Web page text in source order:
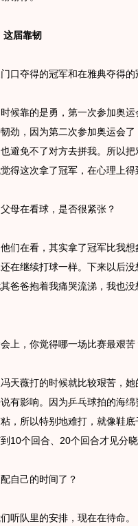
届靠韧
夺得的冠军和在雅典夺得的
靠的是勇，第一次参加奥运
劲，因为第二次参加奥运会
避免不了对方去拼我。所以
得这次拿了冠军，在心理上得
在看球，是否很紧张？
在看，其实拿了冠军比我想
在继续打球一样。下来以后
爸爸抱着我痛哭流涕，我也
，你觉得哪一场比赛最艰苦
薇打的时候就比较艰苦，她
有影响。因为乒乓球拍的海
，所以特别地难打，就像鞋
10个回合、20个回合才见分晓
己的时间了？
队里的安排，现在在待命。